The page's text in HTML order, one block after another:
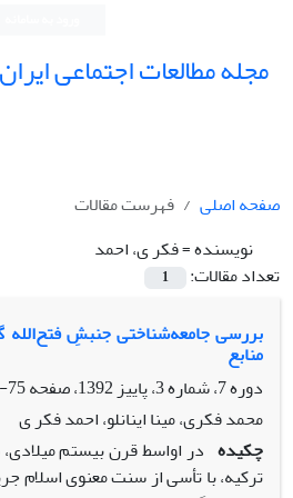
مجله مطالعات اجتماعی ایران
صفحه اصلی
فهرست مقالات
نویسنده =فکر ی، احمد
تعداد مقالات:
1
بررسی جامعه‌شناختی جنبشِ فتح‌الله
منابع
دوره 7، شماره 3، پاییز 1392، صفحه
75-99
محمد فکری، مینا اینانلو، احمد فکر ی
چکیده در اواسط قرن بیستم
ترکیه، با تأسی از سنت معنوی اسلام